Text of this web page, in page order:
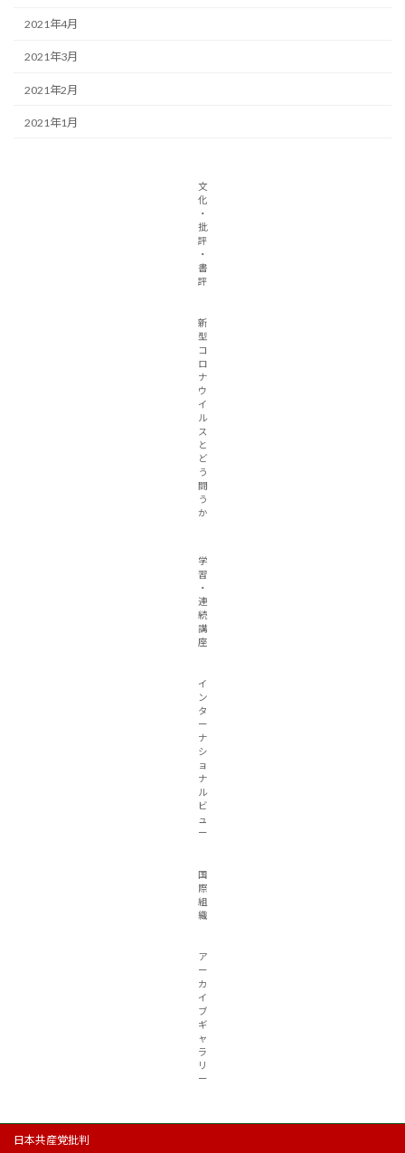
2021年4月
2021年3月
2021年2月
2021年1月
文
化
・
批
評
・
書
評
新
型
コ
ロ
ナ
ウ
イ
ル
ス
と
ど
う
闘
う
か
学
習
・
連
続
講
座
イ
ン
タ
ー
ナ
シ
ョ
ナ
ル
ビ
ュ
ー
国
際
組
織
ア
ー
カ
イ
ブ
ギ
ャ
ラ
リ
ー
日本共産党批判